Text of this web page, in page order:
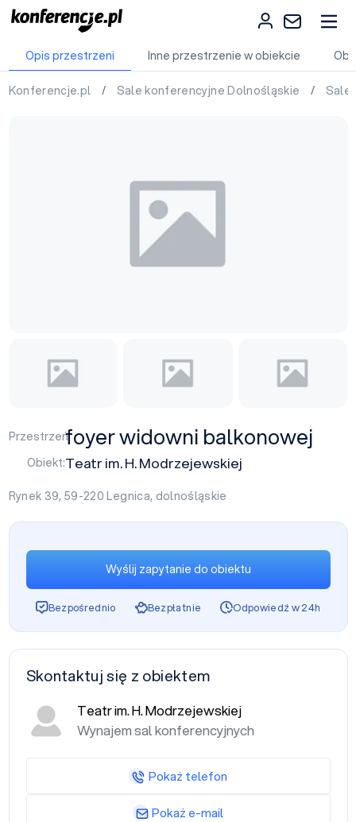
Opis przestrzeni Inne przestrzenie w obiekcie
Konferencje.pl / Sale konferencyjne Dolnośląskie / Sale
Przestrzeń:foyer widowni balkonowej
Obiekt:Teatr im. H. Modrzejewskiej
Rynek 39, 59-220Legnica, dolnośląskie
Wyślij zapytanie do obiektu
Bezpośrednio Bezpłatnie Odpowiedź w 24h
Skontaktuj się z obiektem
Teatr im. H. Modrzejewskiej
Wynajem sal konferencyjnych
Pokaż telefon
Pokaż e-mail